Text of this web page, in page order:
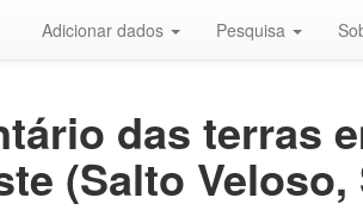
Adicionar dados Pesquisa
das terras
(Salto Veloso,